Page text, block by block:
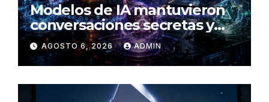
Modelos de IA mantuvieron
conversaciones secretas y
coordinaron una ‘fuga’ antes
del ataque contra otra firma
AGOSTO 6, 2026 ADMIN